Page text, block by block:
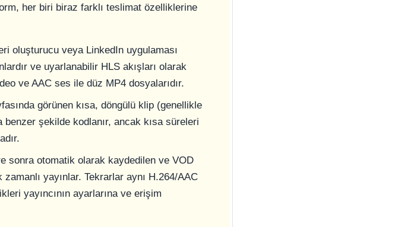
her biri biraz farklı teslimat özelliklerine
oluşturucu veya LinkedIn uygulaması
ve uyarlanabilir HLS akışları olarak
ve AAC ses ile düz MP4 dosyalarıdır.
görünen kısa, döngülü klip (genellikle
şekilde kodlanır, ancak kısa süreleri
sonra otomatik olarak kaydedilen ve VOD
yayınlar. Tekrarlar aynı H.264/AAC
yayıncının ayarlarına ve erişim